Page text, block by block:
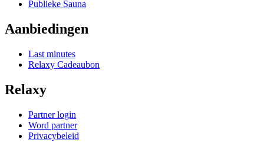
Publieke Sauna
Aanbiedingen
Last minutes
Relaxy Cadeaubon
Relaxy
Partner login
Word partner
Privacybeleid